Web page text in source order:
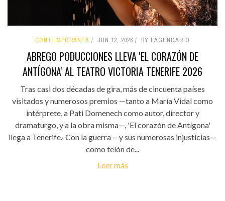
CONTEMPORÁNEA JUN 12, 2026 BY LAGENDARIO
ABREGO PODUCCIONES LLEVA 'EL CORAZÓN DE
ANTÍGONA' AL TEATRO VICTORIA TENERIFE 2026
Tras casi dos décadas de gira, más de cincuenta países
visitados y numerosos premios —tanto a María Vidal como
intérprete, a Pati Domenech como autor, director y
dramaturgo, y a la obra misma—, 'El corazón de Antígona'
llega a Tenerife.· Con la guerra —y sus numerosas injusticias—
como telón de...
Leer más